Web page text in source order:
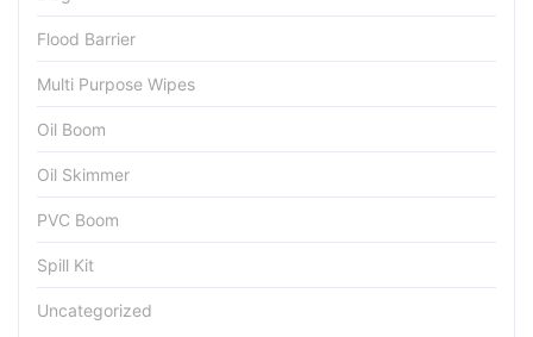
Flood Barrier
Multi Purpose Wipes
Oil Boom
Oil Skimmer
PVC Boom
Spill Kit
Uncategorized